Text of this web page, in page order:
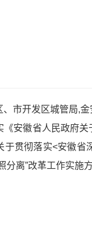
市开发区城管局,
《安徽省人民政府
贯彻落实<安徽省
分离”改革工作实施方